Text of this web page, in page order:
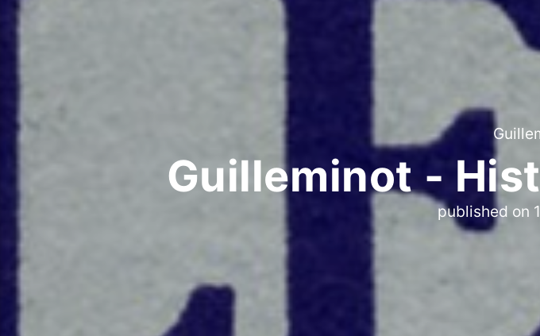
Guilleminot -
published on